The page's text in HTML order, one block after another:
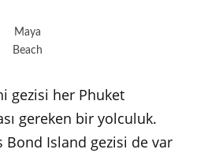
Maya
Beach
gezisi her Phuket
gereken bir yolculuk.
Bond Island gezisi de var